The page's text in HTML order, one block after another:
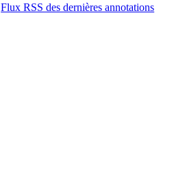
Flux RSS des dernières annotations